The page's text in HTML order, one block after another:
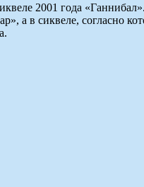
2001 года
в сиквеле, согласно